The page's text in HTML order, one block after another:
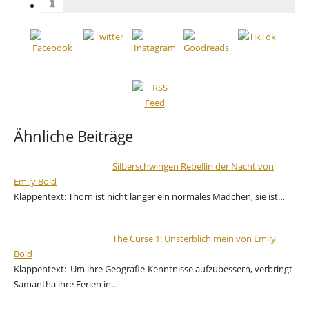
Ähnliche Beiträge
Silberschwingen Rebellin der Nacht von
Emily Bold
Klappentext: Thorn ist nicht länger ein normales Mädchen, sie ist…
The Curse 1: Unsterblich mein von Emily
Bold
Klappentext: Um ihre Geografie-Kenntnisse aufzubessern, verbringt
Samantha ihre Ferien in…